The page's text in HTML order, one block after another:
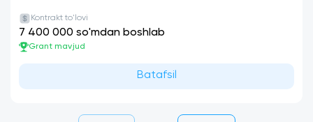
Kontrakt to'lovi
7 400 000 so'mdan boshlab
Grant mavjud
Batafsil